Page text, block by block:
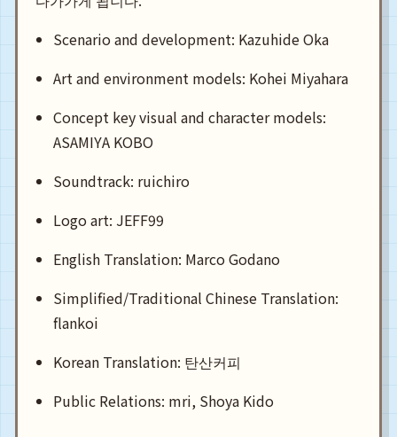
Scenario and development: Kazuhide Oka
Art and environment models: Kohei Miyahara
Concept key visual and character models:
ASAMIYA KOBO
Soundtrack: ruichiro
Logo art: JEFF99
English Translation: Marco Godano
Simplified/Traditional Chinese Translation:
flankoi
Korean Translation: 탄산커피
Public Relations: mri, Shoya Kido